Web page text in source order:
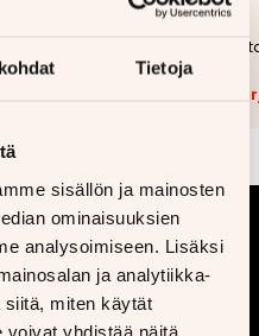
Tietoja
sisällön ja mainosten
ominaisuuksien
analysoimiseen. Lisäksi
ja analytiikka-
siitä, miten käytät
voivat yhdistää näitä
Hinta
Lisää